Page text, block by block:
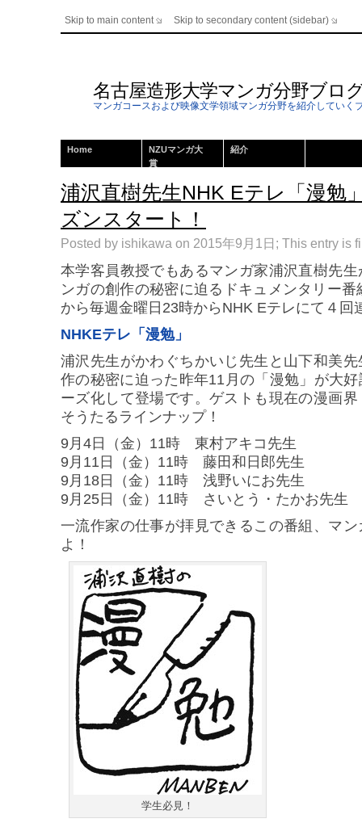
Skip to main content Skip to secondary content (sidebar)
名古屋造形大学マンガ分野ブロ
マンガコースおよび映像文学領域マンガ分野を紹介していく
Home
NZUマンガ大
賞
紹介
浦沢直樹先生NHK Eテレ「漫勉
ズンスタート！
Posted by ishikawa on 2015年9月1日; This entry is
本学客員教授でもあるマンガ家浦沢直樹先
ンガの創作の秘密に迫るドキュメンタリー
から毎週金曜日23時からNHK Eテレにて４回
NHKEテレ「漫勉」
浦沢先生がかわぐちかいじ先生と山下和美
作の秘密に迫った昨年11月の「漫勉」が大
ーズ化して登場です。ゲストも現在の漫画
そうたるラインナップ！
9月4日（金）11時 東村アキコ先生
9月11日（金）11時 藤田和日郎先生
9月18日（金）11時 浅野いにお先生
9月25日（金）11時 さいとう・たかお先生
一流作家の仕事が拝見できるこの番組、マ
よ！
学生必見！